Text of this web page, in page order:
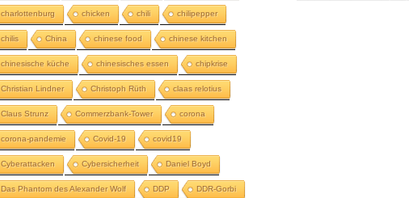
charlottenburg chicken chili chilipepper
chilis China chinese food chinese kitchen
chinesische küche chinesisches essen chipkrise
Christian Lindner Christoph Rüth claas relotius
Claus Strunz Commerzbank-Tower corona
corona-pandemie Covid-19 covid19
Cyberattacken Cybersicherheit Daniel Boyd
Das Phantom des Alexander Wolf DDP DDR-Gorbi